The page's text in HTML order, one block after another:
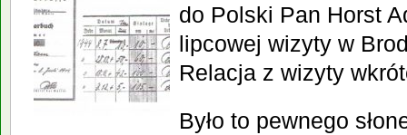
do Polski Pan Horst
lipcowej wizyty w
Relacja z wizyty
Było to pewnego